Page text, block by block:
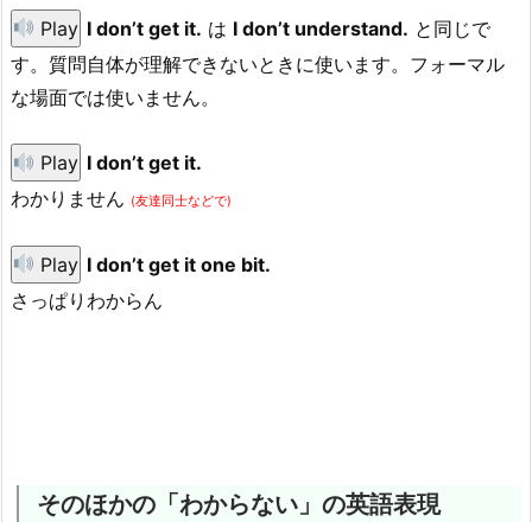
Play I don’t get it. は I don’t understand. と同じで
す。質問自体が理解できないときに使います。フォーマル
な場面では使いません。
Play I don’t get it.
わかりません (友達同士などで)
Play I don’t get it one bit.
さっぱりわからん
そのほかの「わからない」の英語表現